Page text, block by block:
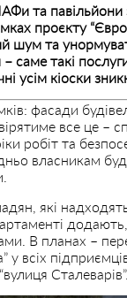
та павільйони
проєкту
шум та
саме такі
кіоски
фасади
все це –
робіт та
власникам
які
В планах –
всіх
Сталеварів”.